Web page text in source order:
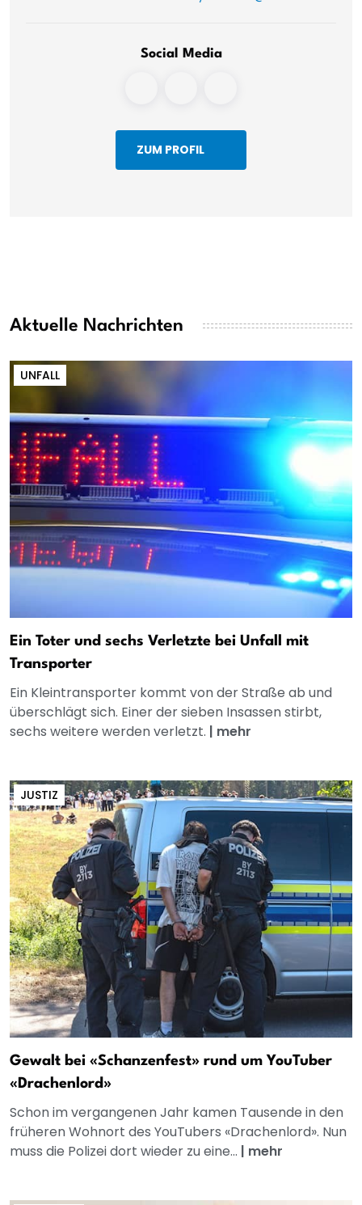
Social Media
ZUM PROFIL
Aktuelle Nachrichten
UNFALL
Ein Toter und sechs Verletzte bei Unfall mit
Transporter
Ein Kleintransporter kommt von der Straße ab und
überschlägt sich. Einer der sieben Insassen stirbt,
sechs weitere werden verletzt. | mehr
JUSTIZ
Gewalt bei «Schanzenfest» rund um YouTuber
«Drachenlord»
Schon im vergangenen Jahr kamen Tausende in den
früheren Wohnort des YouTubers «Drachenlord». Nun
muss die Polizei dort wieder zu eine... | mehr